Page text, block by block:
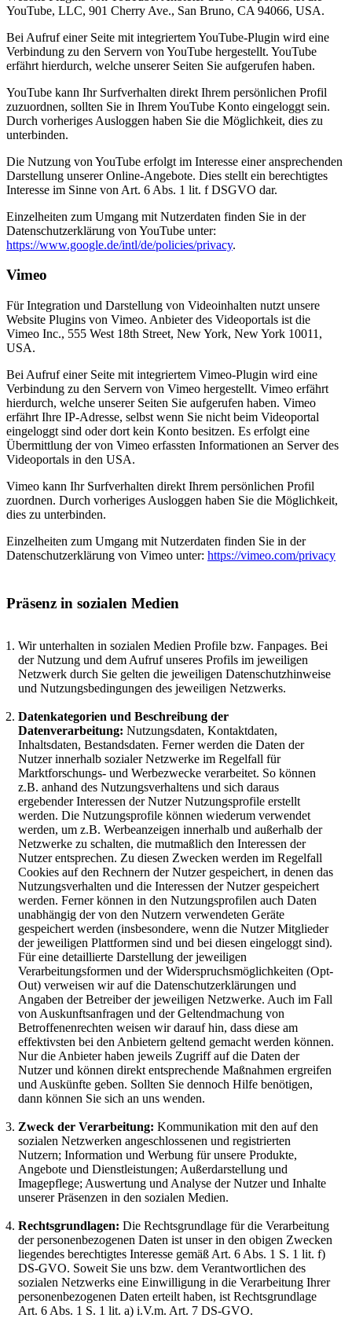
YouTube, LLC, 901 Cherry Ave., San Bruno, CA 94066, USA.
Bei Aufruf einer Seite mit integriertem YouTube-Plugin wird eine
Verbindung zu den Servern von YouTube hergestellt. YouTube
erfährt hierdurch, welche unserer Seiten Sie aufgerufen haben.
YouTube kann Ihr Surfverhalten direkt Ihrem persönlichen Profil
zuzuordnen, sollten Sie in Ihrem YouTube Konto eingeloggt sein.
Durch vorheriges Ausloggen haben Sie die Möglichkeit, dies zu
unterbinden.
Die Nutzung von YouTube erfolgt im Interesse einer ansprechenden
Darstellung unserer Online-Angebote. Dies stellt ein berechtigtes
Interesse im Sinne von Art. 6 Abs. 1 lit. f DSGVO dar.
Einzelheiten zum Umgang mit Nutzerdaten finden Sie in der
Datenschutzerklärung von YouTube unter:
https://www.google.de/intl/de/policies/privacy.
Vimeo
Für Integration und Darstellung von Videoinhalten nutzt unsere
Website Plugins von Vimeo. Anbieter des Videoportals ist die
Vimeo Inc., 555 West 18th Street, New York, New York 10011,
USA.
Bei Aufruf einer Seite mit integriertem Vimeo-Plugin wird eine
Verbindung zu den Servern von Vimeo hergestellt. Vimeo erfährt
hierdurch, welche unserer Seiten Sie aufgerufen haben. Vimeo
erfährt Ihre IP-Adresse, selbst wenn Sie nicht beim Videoportal
eingeloggt sind oder dort kein Konto besitzen. Es erfolgt eine
Übermittlung der von Vimeo erfassten Informationen an Server des
Videoportals in den USA.
Vimeo kann Ihr Surfverhalten direkt Ihrem persönlichen Profil
zuordnen. Durch vorheriges Ausloggen haben Sie die Möglichkeit,
dies zu unterbinden.
Einzelheiten zum Umgang mit Nutzerdaten finden Sie in der
Datenschutzerklärung von Vimeo unter: https://vimeo.com/privacy
Präsenz in sozialen Medien
Wir unterhalten in sozialen Medien Profile bzw. Fanpages. Bei
der Nutzung und dem Aufruf unseres Profils im jeweiligen
Netzwerk durch Sie gelten die jeweiligen Datenschutzhinweise
und Nutzungsbedingungen des jeweiligen Netzwerks.
Datenkategorien und Beschreibung der
Datenverarbeitung: Nutzungsdaten, Kontaktdaten,
Inhaltsdaten, Bestandsdaten. Ferner werden die Daten der
Nutzer innerhalb sozialer Netzwerke im Regelfall für
Marktforschungs- und Werbezwecke verarbeitet. So können
z.B. anhand des Nutzungsverhaltens und sich daraus
ergebender Interessen der Nutzer Nutzungsprofile erstellt
werden. Die Nutzungsprofile können wiederum verwendet
werden, um z.B. Werbeanzeigen innerhalb und außerhalb der
Netzwerke zu schalten, die mutmaßlich den Interessen der
Nutzer entsprechen. Zu diesen Zwecken werden im Regelfall
Cookies auf den Rechnern der Nutzer gespeichert, in denen das
Nutzungsverhalten und die Interessen der Nutzer gespeichert
werden. Ferner können in den Nutzungsprofilen auch Daten
unabhängig der von den Nutzern verwendeten Geräte
gespeichert werden (insbesondere, wenn die Nutzer Mitglieder
der jeweiligen Plattformen sind und bei diesen eingeloggt sind).
Für eine detaillierte Darstellung der jeweiligen
Verarbeitungsformen und der Widerspruchsmöglichkeiten (Opt-
Out) verweisen wir auf die Datenschutzerklärungen und
Angaben der Betreiber der jeweiligen Netzwerke. Auch im Fall
von Auskunftsanfragen und der Geltendmachung von
Betroffenenrechten weisen wir darauf hin, dass diese am
effektivsten bei den Anbietern geltend gemacht werden können.
Nur die Anbieter haben jeweils Zugriff auf die Daten der
Nutzer und können direkt entsprechende Maßnahmen ergreifen
und Auskünfte geben. Sollten Sie dennoch Hilfe benötigen,
dann können Sie sich an uns wenden.
Zweck der Verarbeitung: Kommunikation mit den auf den
sozialen Netzwerken angeschlossenen und registrierten
Nutzern; Information und Werbung für unsere Produkte,
Angebote und Dienstleistungen; Außerdarstellung und
Imagepflege; Auswertung und Analyse der Nutzer und Inhalte
unserer Präsenzen in den sozialen Medien.
Rechtsgrundlagen: Die Rechtsgrundlage für die Verarbeitung
der personenbezogenen Daten ist unser in den obigen Zwecken
liegendes berechtigtes Interesse gemäß Art. 6 Abs. 1 S. 1 lit. f)
DS-GVO. Soweit Sie uns bzw. dem Verantwortlichen des
sozialen Netzwerks eine Einwilligung in die Verarbeitung Ihrer
personenbezogenen Daten erteilt haben, ist Rechtsgrundlage
Art. 6 Abs. 1 S. 1 lit. a) i.V.m. Art. 7 DS-GVO.